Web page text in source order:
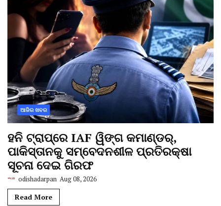
ଆଜିର ଖବର
ହନି ଟ୍ରାପ୍‌ରେ IAF ୱିଙ୍ଗ କମାଣ୍ଡର୍,
ପାକିସ୍ତାନକୁ ସମ୍ବେଦନଶୀଳ ପ୍ରତିରକ୍ଷା
ସୂଚନା ଦେଇ ଗିରଫ
odishadarpan Aug 08, 2026
Read More